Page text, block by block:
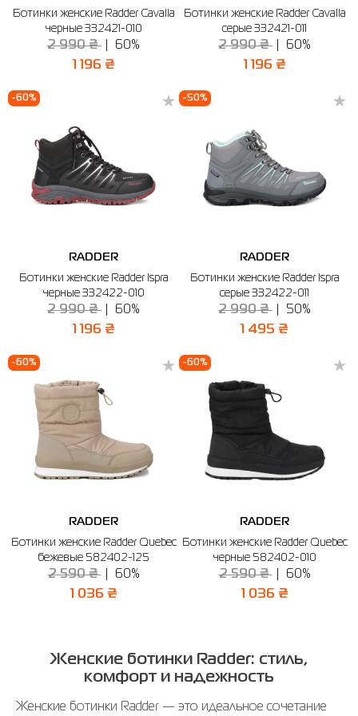
Рубашки
Толстовки
Шорты
Юбки
Фитнес и йога
Шарфы
Skechers
The North Face
Under Armour
Полуботинки
Бренды
Larum
Nike
Ботинки женские Radder Cavalla
черные 332421-010
2 990 ₴ 60%
1 196 ₴
Ботинки женские Radder Cavalla
серые 332421-011
2 990 ₴ 60%
1 196 ₴
-60%
RADDER
Ботинки женские Radder Ispra
черные 332422-010
2 990 ₴ 60%
1 196 ₴
-50%
RADDER
Ботинки женские Radder Ispra
серые 332422-011
2 990 ₴ 50%
1 495 ₴
-60%
RADDER
Ботинки женские Radder Quebec
бежевые 582402-125
2 590 ₴ 60%
1 036 ₴
-60%
RADDER
Ботинки женские Radder Quebec
черные 582402-010
2 590 ₴ 60%
1 036 ₴
Женские ботинки Radder: стиль,
комфорт и надежность
Женские ботинки Radder — это идеальное сочетание